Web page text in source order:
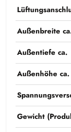
Außenbreite
Außentiefe ca.
Außenhöhe ca.
Gewicht